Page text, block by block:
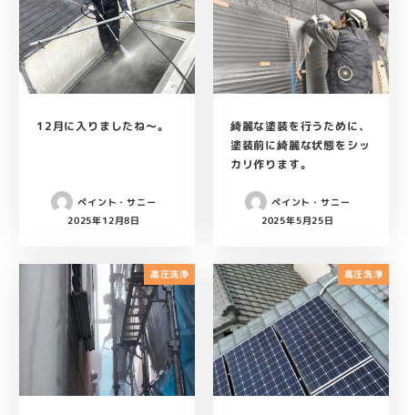
12月に入りましたね～。
ペイント・サニー
投稿日
2025年12月8日
綺麗な塗装を行うために、
塗装前に綺麗な状態をシッ
カリ作ります。
ペイント・サニー
投稿日
2025年5月25日
高圧洗浄 高圧洗浄